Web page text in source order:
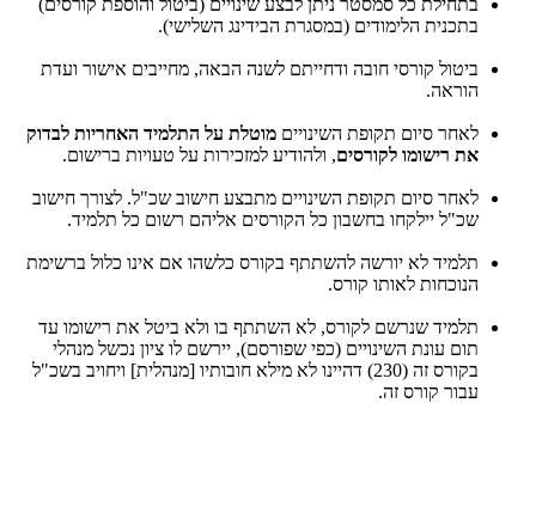
בתכנית הלימודים (במסגרת הבידינג השלישי).
ביטול קורסי חובה ודחייתם לשנה הבאה, מחייבים אישור ועדת
הוראה.
לאחר סיום תקופת השינויים מוטלת על התלמיד האחריות לבדוק
את רישומו לקורסים, ולהודיע למזכירות על טעויות ברישום.
לאחר סיום תקופת השינויים מתבצע חישוב שכ"ל. לצורך חישוב
שכ"ל יילקחו בחשבון כל הקורסים אליהם רשום כל תלמיד.
תלמיד לא יורשה להשתתף בקורס כלשהו אם אינו כלול ברשימת
הנוכחות לאותו קורס.
תלמיד שנרשם לקורס, לא השתתף בו ולא ביטל את רישומו עד
תום עונת השינויים (כפי שפורסם), יירשם לו ציון נכשל מנהלי
בקורס זה (230) דהיינו לא מילא חובותיו [מנהלית] ויחויב בשכ"ל
עבור קורס זה.